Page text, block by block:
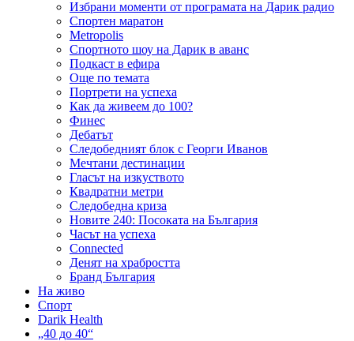
Избрани моменти от програмата на Дарик радио
Спортен маратон
Metropolis
Спортното шоу на Дарик в аванс
Подкаст в ефира
Още по темата
Портрети на успеха
Как да живеем до 100?
Финес
Дебатът
Следобедният блок с Георги Иванов
Мечтани дестинации
Гласът на изкуството
Квадратни метри
Следобедна криза
Новите 240: Посоката на България
Часът на успеха
Connected
Денят на храбростта
Бранд България
На живо
Спорт
Darik Health
„40 до 40“